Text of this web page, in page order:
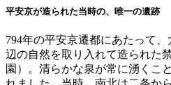
平安京が造られた当時の、唯一の遺跡
794年の平安京遷都にあたって
辺の自然を取り入れて造られた
園）。清らかな泉が常に湧くこ